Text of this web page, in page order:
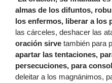
almas de los difuntos,
los enfermos, liberar a los
las cárceles, deshacer las
oración sirve también para
apartar las tentaciones,
persecuciones, para
deleitar a los magnánimos,